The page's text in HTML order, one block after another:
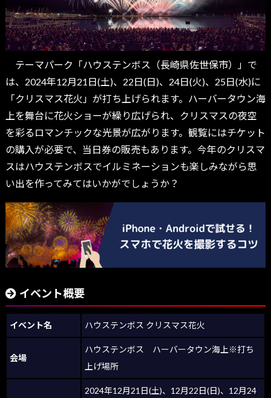
テーマパーク「ハウステンボス（長崎県佐世保市）」で
は、2024年12月21日(土)、22日(日)、24日(火)、25日(水)に
「クリスマス花火」が打ち上げられます。ハーバータウン海
上を舞台に花火ショーが繰り広げられ、クリスマスの夜空
を彩るロマンチックな光景が広がります。観覧にはチケット
の購入が必要で、当日券の販売もあります。今年のクリスマ
スはハウステンボスでイルミネーションも楽しみながら思
い出を作ってみてはいかがでしょうか？
イベント概要
イベント名 ハウステンボス クリスマス花火
会場
ハウステンボス ハーバータウン海上※打ち
上げ場所
2024年12月21日(土)、12月22日(日)、12月24